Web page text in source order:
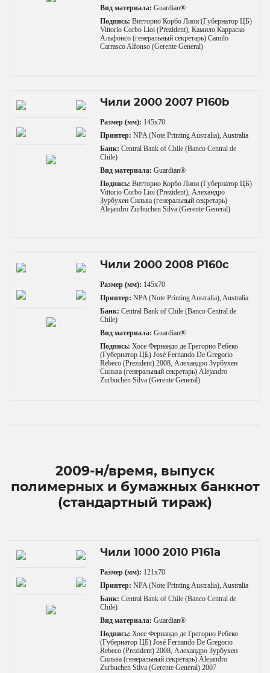
Вид материала: Guardian®
Подпись: Витторио Корбо Лиои (Губернатор ЦБ)
Vittorio Corbo Lioi (Prezident), Камило Карраско
Альфонсо (генеральный секретарь) Camilo
Carrasco Alfonso (Gerente General)
Чили 2000 2007 P160b
Размер (мм): 145x70
Принтер: NPA (Note Printing Australia), Australia
Банк: Central Bank of Chile (Banco Central de
Chile)
Вид материала: Guardian®
Подпись: Витторио Корбо Лиои (Губернатор ЦБ)
Vittorio Corbo Lioi (Prezident), Алехандро
Зурбухен Сильва (генеральный секретарь)
Alejandro Zurbuchen Silva (Gerente General)
Чили 2000 2008 P160c
Размер (мм): 145x70
Принтер: NPA (Note Printing Australia), Australia
Банк: Central Bank of Chile (Banco Central de
Chile)
Вид материала: Guardian®
Подпись: Хосе Фернандо де Грегорио Ребеко
(Губернатор ЦБ) José Fernando De Gregorio
Rebeco (Prezident) 2008, Алехандро Зурбухен
Сильва (генеральный секретарь) Alejandro
Zurbuchen Silva (Gerente General)
2009-н/время, выпуск
полимерных и бумажных банкнот
(стандартный тираж)
Чили 1000 2010 P161a
Размер (мм): 121x70
Принтер: NPA (Note Printing Australia), Australia
Банк: Central Bank of Chile (Banco Central de
Chile)
Вид материала: Guardian®
Подпись: Хосе Фернандо де Грегорио Ребеко
(Губернатор ЦБ) José Fernando De Gregorio
Rebeco (Prezident) 2008, Алехандро Зурбухен
Сильва (генеральный секретарь) Alejandro
Zurbuchen Silva (Gerente General) 2007